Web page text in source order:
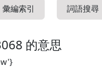
彙編索引 詞語搜尋
的意思